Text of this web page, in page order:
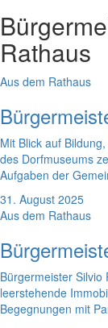
Rathaus
Aus dem Rathaus
Mit Blick auf
des Dorfmuseums
Aufgaben der
31. August 2025
Aus dem Rathaus
Bürgermeister
leerstehende
Begegnungen mit